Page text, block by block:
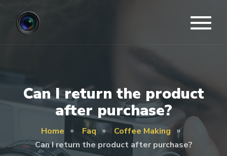
Can I return the product
after purchase?
Home Faq
Coffee Making
Can I return the product after purchase?